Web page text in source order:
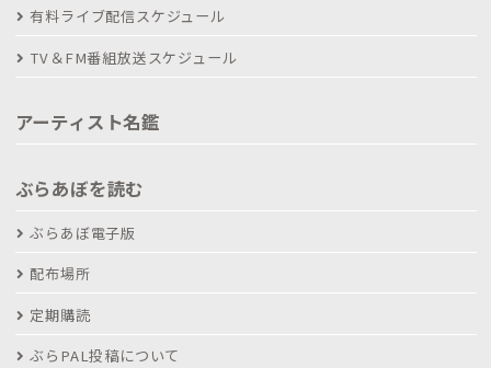
有料ライブ配信スケジュール
TV＆FM番組放送スケジュール
アーティスト名鑑
ぶらあぼを読む
ぶらあぼ電子版
配布場所
定期購読
ぶらPAL投稿について